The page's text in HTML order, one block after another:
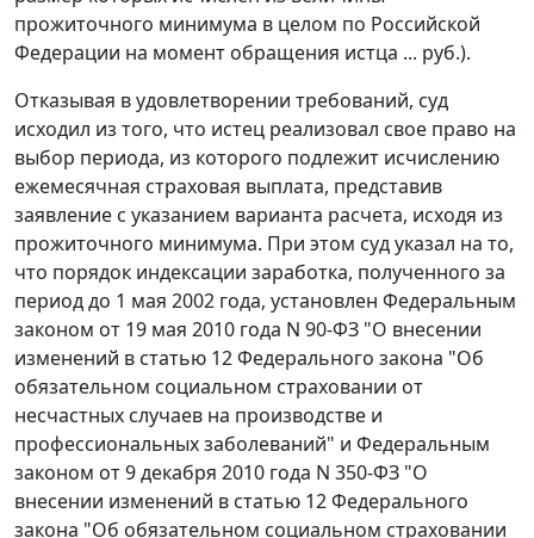
прожиточного минимума в целом по Российской
Федерации на момент обращения истца ... руб.).
Отказывая в удовлетворении требований, суд
исходил из того, что истец реализовал свое право на
выбор периода, из которого подлежит исчислению
ежемесячная страховая выплата, представив
заявление с указанием варианта расчета, исходя из
прожиточного минимума. При этом суд указал на то,
что порядок индексации заработка, полученного за
период до 1 мая 2002 года, установлен Федеральным
законом от 19 мая 2010 года N 90-ФЗ "О внесении
изменений в статью 12 Федерального закона "Об
обязательном социальном страховании от
несчастных случаев на производстве и
профессиональных заболеваний" и Федеральным
законом от 9 декабря 2010 года N 350-ФЗ "О
внесении изменений в статью 12 Федерального
закона "Об обязательном социальном страховании